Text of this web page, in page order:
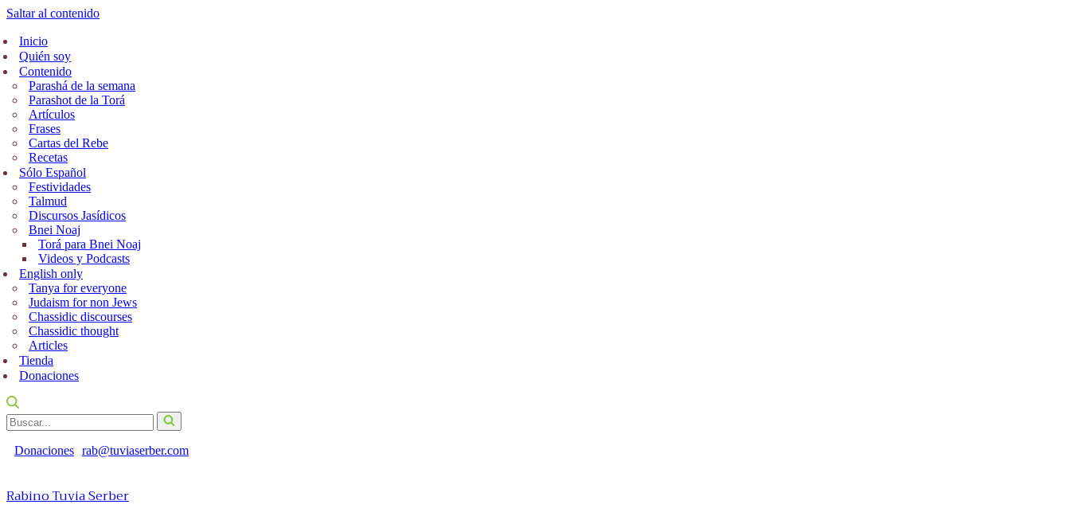
Saltar al contenido
Inicio
Quién soy
Contenido
Parashá de la semana
Parashot de la Torá
Artículos
Frases
Cartas del Rebe
Recetas
Sólo Español
Festividades
Talmud
Discursos Jasídicos
Bnei Noaj
Torá para Bnei Noaj
Videos y Podcasts
English only
Tanya for everyone
Judaism for non Jews
Chassidic discourses
Chassidic thought
Articles
Tienda
Donaciones
Buscar...
Donaciones rab@tuviaserber.com
Rabino Tuvia Serber